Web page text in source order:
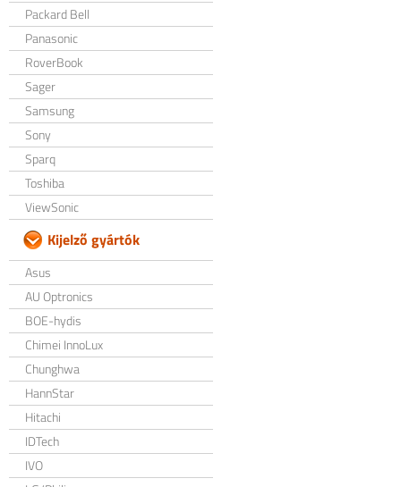
Packard Bell
Panasonic
RoverBook
Sager
Samsung
Sony
Sparq
Toshiba
ViewSonic
Kijelző gyártók
Asus
AU Optronics
BOE-hydis
Chimei InnoLux
Chunghwa
HannStar
Hitachi
IDTech
IVO